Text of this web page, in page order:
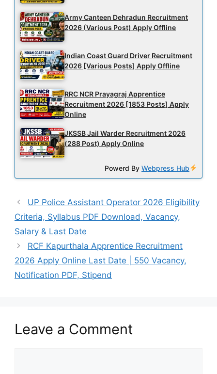
Army Canteen Dehradun Recruitment
2026 (Various Post) Apply Offline
Indian Coast Guard Driver Recruitment
2026 [Various Posts] Apply Offline
RRC NCR Prayagraj Apprentice
Recruitment 2026 [1853 Posts] Apply
Online
JKSSB Jail Warder Recruitment 2026
(288 Post) Apply Online
Powerd ByWebpress Hub
UP Police Assistant Operator 2026 Eligibility
Criteria, Syllabus PDF Download, Vacancy,
Salary & Last Date
RCF Kapurthala Apprentice Recruitment
2026 Apply Online Last Date | 550 Vacancy,
Notification PDF, Stipend
Leave a Comment